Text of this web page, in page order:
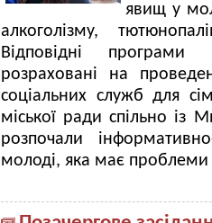
явищ у
алкоголізму,
Відповідні програми
розраховані на
соціальних служб для
міської ради спільно із
розпочали
молоді, яка має проблеми